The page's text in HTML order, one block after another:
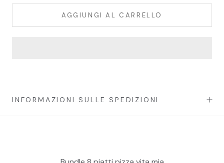
AGGIUNGI AL CARRELLO
INFORMAZIONI SULLE SPEDIZIONI